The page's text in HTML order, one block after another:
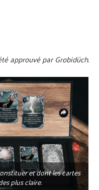
approuvé par Grobidüch.
et dont les cartes
plus claire.